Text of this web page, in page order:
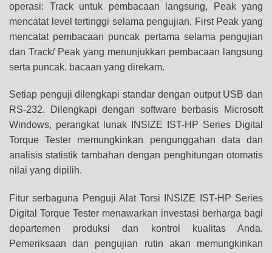
operasi: Track untuk pembacaan langsung, Peak yang
mencatat level tertinggi selama pengujian, First Peak yang
mencatat pembacaan puncak pertama selama pengujian
dan Track/ Peak yang menunjukkan pembacaan langsung
serta puncak. bacaan yang direkam.
Setiap penguji dilengkapi standar dengan output USB dan
RS-232.
Dilengkapi dengan software berbasis Microsoft
Windows, perangkat lunak INSIZE IST-HP Series Digital
Torque Tester memungkinkan pengunggahan data dan
analisis statistik tambahan dengan penghitungan otomatis
nilai yang dipilih.
Fitur serbaguna Penguji Alat Torsi INSIZE IST-HP Series
Digital Torque Tester menawarkan investasi berharga bagi
departemen produksi dan kontrol kualitas Anda.
Pemeriksaan dan pengujian rutin akan memungkinkan